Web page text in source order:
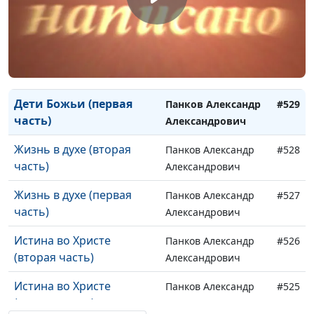
Благословенная надежда
(первая часть)
Панков Александр
Александрович
#531
часть)
Александрович
Дети Божьи (первая
часть)
Панков Александр
Александрович
#529
Жизнь в духе (вторая
часть)
Панков Александр
Александрович
#528
Жизнь в духе (первая
часть)
Панков Александр
Александрович
#527
Истина во Христе
(вторая часть)
Панков Александр
Александрович
#526
Истина во Христе
(первая часть)
Панков Александр
#525